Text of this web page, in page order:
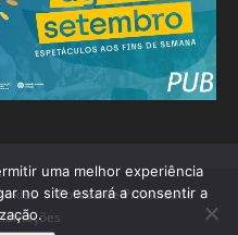
Política de Privacidade
uma melhor experiência
no site estará a consentir a